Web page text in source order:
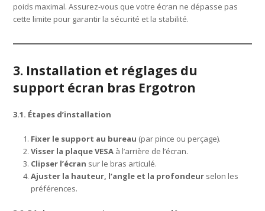
poids maximal. Assurez-vous que votre écran ne dépasse pas
cette limite pour garantir la sécurité et la stabilité.
3. Installation et réglages du
support écran bras Ergotron
3.1. Étapes d’installation
Fixer le support au bureau (par pince ou perçage).
Visser la plaque VESA à l’arrière de l’écran.
Clipser l’écran sur le bras articulé.
Ajuster la hauteur, l’angle et la profondeur selon les
préférences.